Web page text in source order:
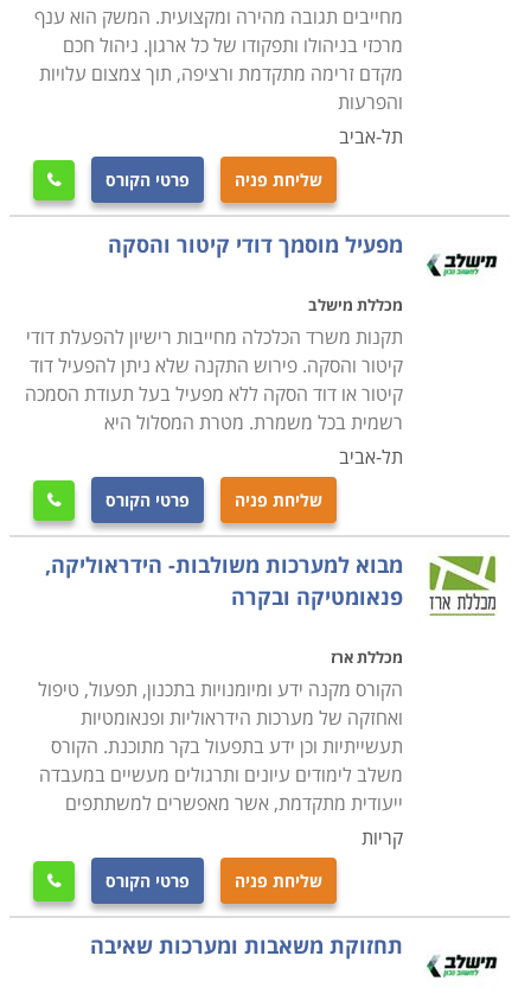
במסגרת הקורס למעשה תלמדו כיצד להעניק אחזקה
שוטפת בתחומים אלו וכן באילו אנשי מקצוע יש להסתייע
במקרה הצורך.חשוב לזכור כי עולם האחזקה הוא מגוון מאוד
ודורש ידע נרחב בתחומים רבים. הקורס יקנה לכם את
היכולת לשמור על רמת תחזוקה גבוהה במוסד או ארגון וכן
את הכישורים להתמודד מול האתגרים הטכניים של צוות
מחייבים תגובה מהירה ומקצועית. המשק הוא ענף
מרכזי בניהולו ותפקודו של כל ארגון. ניהול חכם
מקדם זרימה מתקדמת ורציפה, תוך צמצום עלויות
והפרעות
תל-אביב
שליחת פניה פרטי הקורס 
מפעיל מוסמך דודי קיטור והסקה
מכללת מישלב
תקנות משרד הכלכלה מחייבות רישיון להפעלת דודי
קיטור והסקה. פירוש התקנה שלא ניתן להפעיל דוד
קיטור או דוד הסקה ללא מפעיל בעל תעודת הסמכה
רשמית בכל משמרת. מטרת המסלול היא
תל-אביב
שליחת פניה פרטי הקורס 
מבוא למערכות משולבות- הידראוליקה,
פנאומטיקה ובקרה
מכללת ארז
הקורס מקנה ידע ומיומנויות בתכנון, תפעול, טיפול
ואחזקה של מערכות הידראוליות ופנאומטיות
תעשייתיות וכן ידע בתפעול בקר מתוכנת. הקורס
משלב לימודים עיונים ותרגולים מעשיים במעבדה
ייעודית מתקדמת, אשר מאפשרים למשתתפים
קריות
שליחת פניה פרטי הקורס 
תחזוקת משאבות ומערכות שאיבה